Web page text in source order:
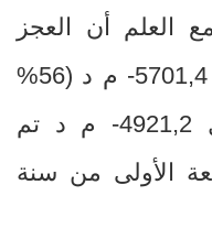
م د مع العلم أن العجز
%
من العجز الجملي) مقابل 4921,2- م د تم
الأولى من سنة